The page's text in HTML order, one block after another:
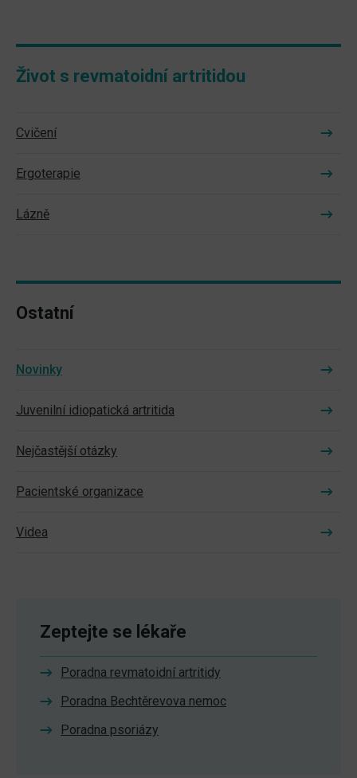
Život s revmatoidní artritidou
Cvičení
Ergoterapie
Lázně
Ostatní
Novinky
Juvenilní idiopatická artritida
Nejčastější otázky
Pacientské organizace
Videa
Zeptejte se lékaře
Poradna revmatoidní artritidy
Poradna Bechtěrevova nemoc
Poradna psoriázy